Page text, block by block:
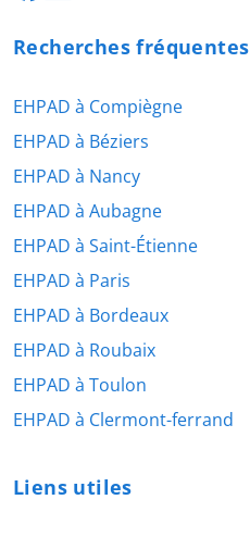
Recherches fréquentes
EHPAD à Compiègne
EHPAD à Béziers
EHPAD à Nancy
EHPAD à Aubagne
EHPAD à Saint-Étienne
EHPAD à Paris
EHPAD à Bordeaux
EHPAD à Roubaix
EHPAD à Toulon
EHPAD à Clermont-ferrand
Liens utiles